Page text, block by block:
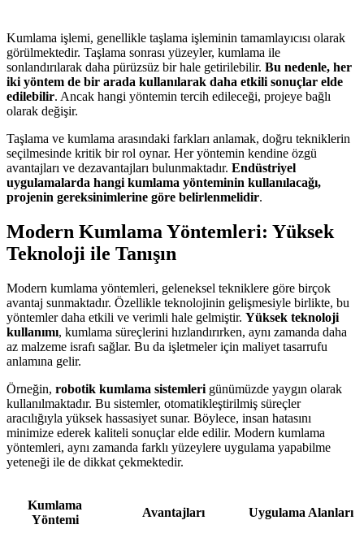
Kumlama işlemi, genellikle taşlama işleminin tamamlayıcısı olarak
görülmektedir. Taşlama sonrası yüzeyler, kumlama ile
sonlandırılarak daha pürüzsüz bir hale getirilebilir. Bu nedenle, her
iki yöntem de bir arada kullanılarak daha etkili sonuçlar elde
edilebilir. Ancak hangi yöntemin tercih edileceği, projeye bağlı
olarak değişir.
Taşlama ve kumlama arasındaki farkları anlamak, doğru tekniklerin
seçilmesinde kritik bir rol oynar. Her yöntemin kendine özgü
avantajları ve dezavantajları bulunmaktadır. Endüstriyel
uygulamalarda hangi kumlama yönteminin kullanılacağı,
projenin gereksinimlerine göre belirlenmelidir.
Modern Kumlama Yöntemleri: Yüksek
Teknoloji ile Tanışın
Modern kumlama yöntemleri, geleneksel tekniklere göre birçok
avantaj sunmaktadır. Özellikle teknolojinin gelişmesiyle birlikte, bu
yöntemler daha etkili ve verimli hale gelmiştir. Yüksek teknoloji
kullanımı, kumlama süreçlerini hızlandırırken, aynı zamanda daha
az malzeme israfı sağlar. Bu da işletmeler için maliyet tasarrufu
anlamına gelir.
Örneğin, robotik kumlama sistemleri günümüzde yaygın olarak
kullanılmaktadır. Bu sistemler, otomatikleştirilmiş süreçler
aracılığıyla yüksek hassasiyet sunar. Böylece, insan hatasını
minimize ederek kaliteli sonuçlar elde edilir. Modern kumlama
yöntemleri, aynı zamanda farklı yüzeylere uygulama yapabilme
yeteneği ile de dikkat çekmektedir.
Kumlama
Yöntemi
Avantajları Uygulama Alanları